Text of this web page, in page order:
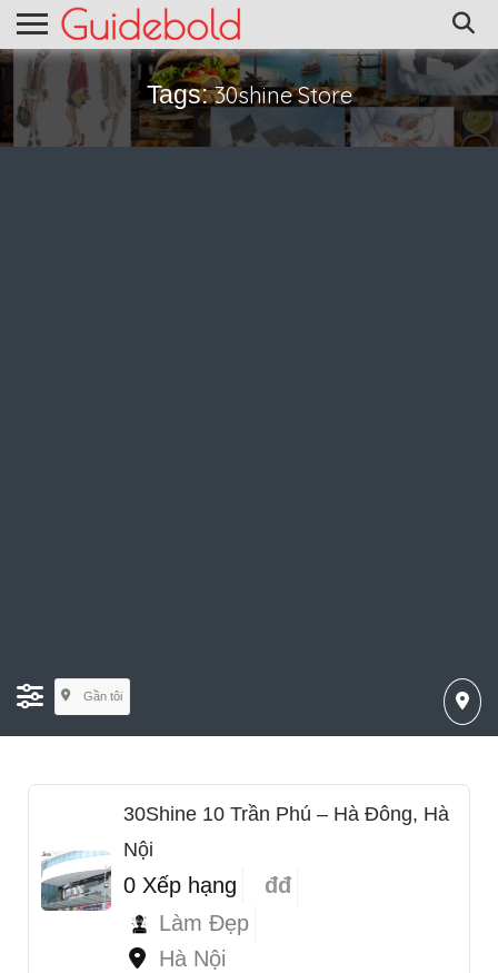
Tags:30shine Store
Gần tôi
30Shine 10 Trần Phú – Hà Đông, Hà
Nội
0 Xếp hạng
đđ
Làm Đẹp
Hà Nội